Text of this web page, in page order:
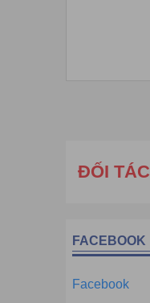
ĐỐI TÁC
FACEBOOK
Facebook